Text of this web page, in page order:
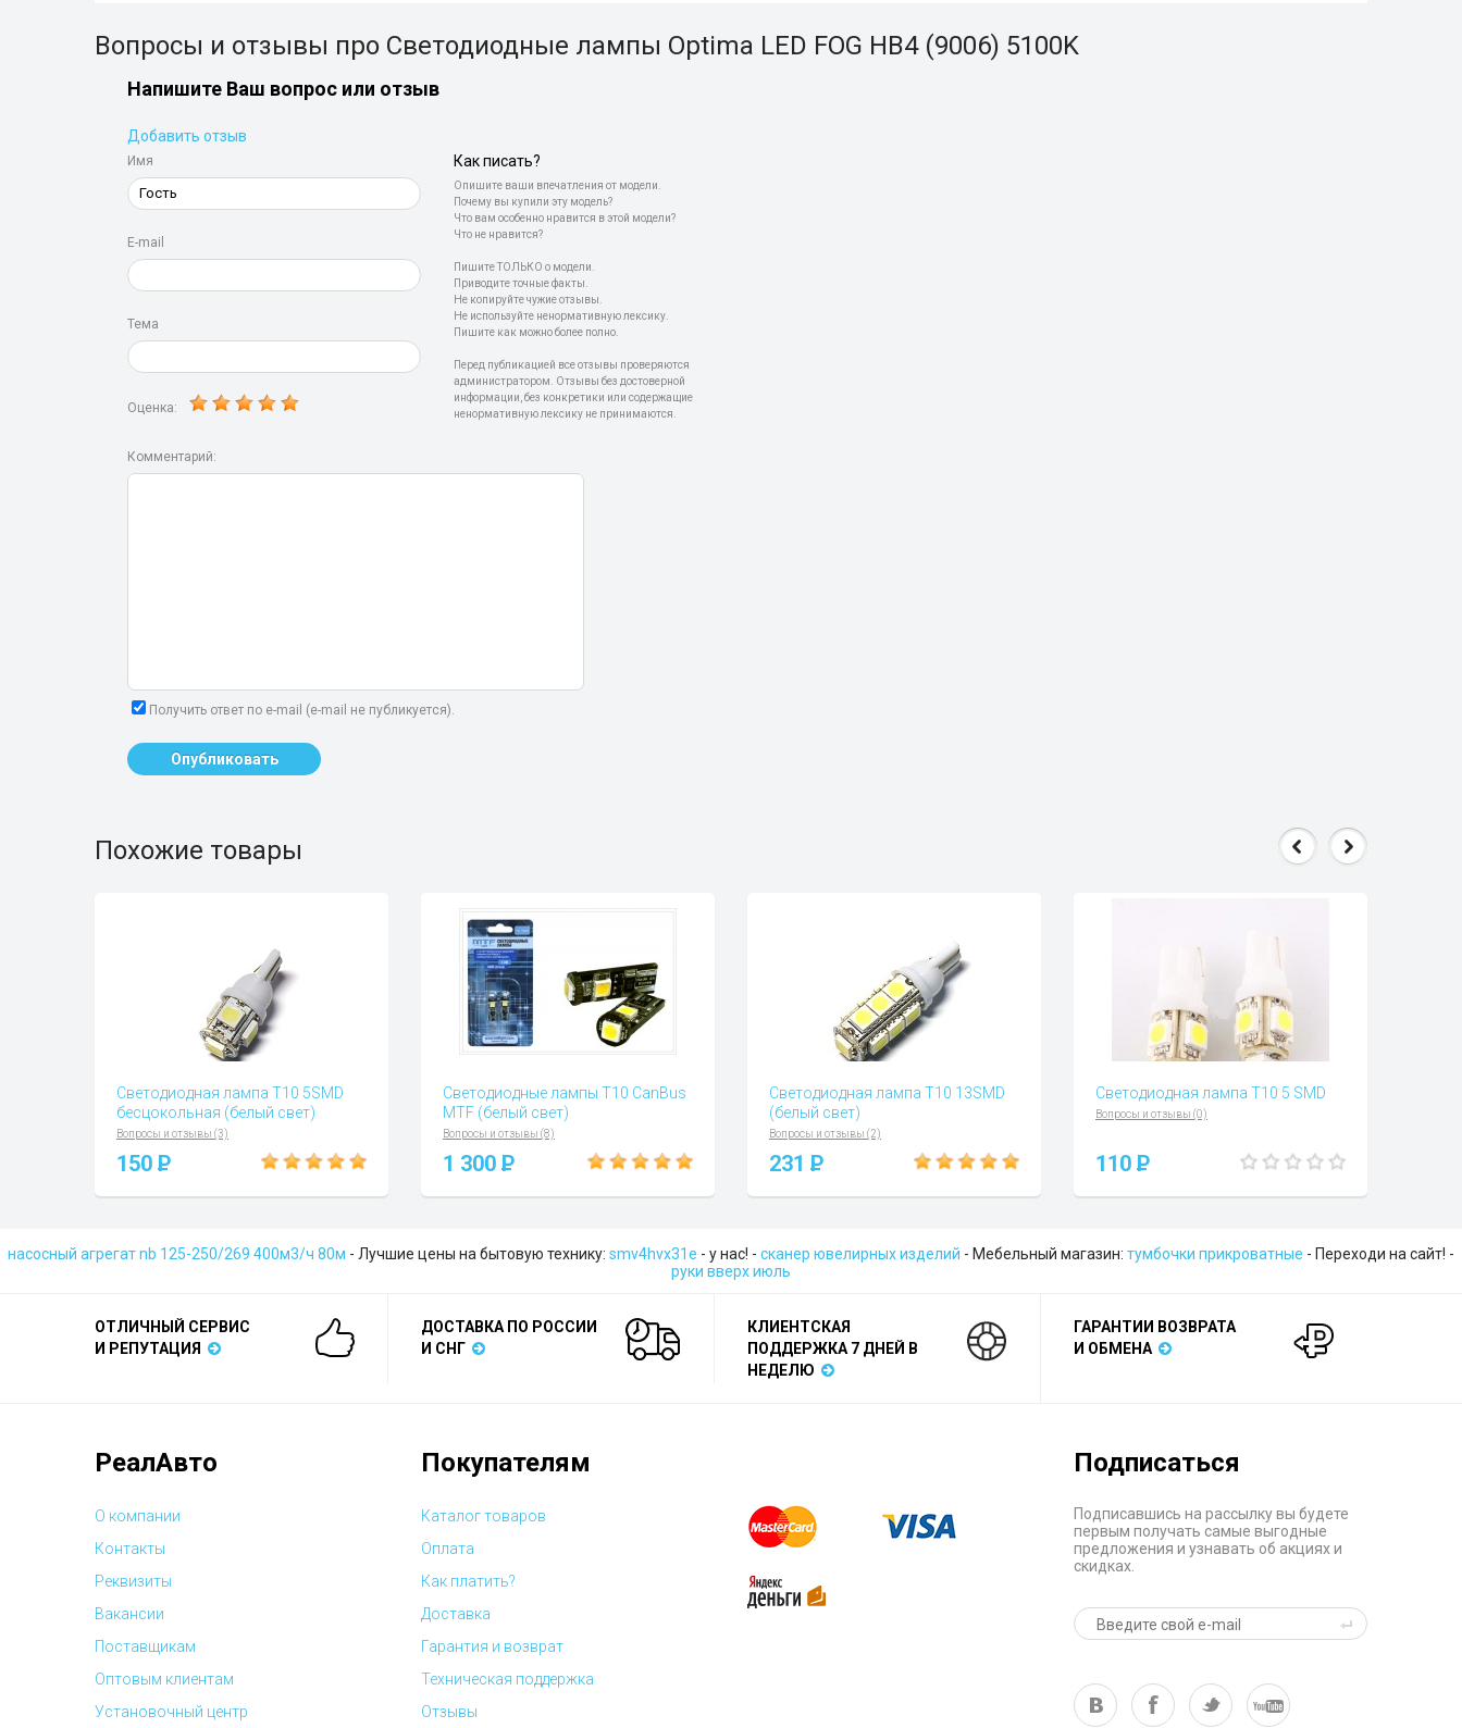
Вопросы и отзывы про Светодиодные лампы Optima LED FOG HB4 (9006) 5100K
Напишите Ваш вопрос или отзыв
Добавить отзыв
Имя
E-mail
Тема
Оценка:
Как писать?
Опишите ваши впечатления от модели.
Почему вы купили эту модель?
Что вам особенно нравится в этой модели?
Что не нравится?
Пишите ТОЛЬКО о модели.
Приводите точные факты.
Не копируйте чужие отзывы.
Не используйте ненормативную лексику.
Пишите как можно более полно.
Перед публикацией все отзывы проверяются
администратором. Отзывы без достоверной
информации, без конкретики или содержащие
ненормативную лексику не принимаются.
Комментарий:
Получить ответ по e-mail (e-mail не публикуется).
Опубликовать
Похожие товары
Светодиодная лампа T10 5SMD
бесцокольная (белый свет)
Вопросы и отзывы (3)
150 P
Светодиодные лампы Т10 CanBus
MTF (белый свет)
Вопросы и отзывы (8)
1 300 P
Светодиодная лампа Т10 13SMD
(белый свет)
Вопросы и отзывы (2)
231 P
Светодиодная лампа Т10 5 SMD
Вопросы и отзывы (0)
110 P
насосный агрегат nb 125-250/269 400м3/ч 80м - Лучшие цены на бытовую технику: smv4hvx31e - у нас! - сканер ювелирных изделий - Мебельный магазин: тумбочки прикроватные - Переходи на сайт! -
руки вверх июль
ОТЛИЧНЫЙ СЕРВИС
И РЕПУТАЦИЯ
ДОСТАВКА ПО РОССИИ
И СНГ
КЛИЕНТСКАЯ
ПОДДЕРЖКА 7 ДНЕЙ В
НЕДЕЛЮ
ГАРАНТИИ ВОЗВРАТА
И ОБМЕНА
РеалАвто
О компании
Контакты
Реквизиты
Вакансии
Поставщикам
Оптовым клиентам
Установочный центр
Покупателям
Каталог товаров
Оплата
Как платить?
Доставка
Гарантия и возврат
Техническая поддержка
Отзывы
Подписаться
Подписавшись на рассылку вы будете
первым получать самые выгодные
предложения и узнавать об акциях и
скидках.